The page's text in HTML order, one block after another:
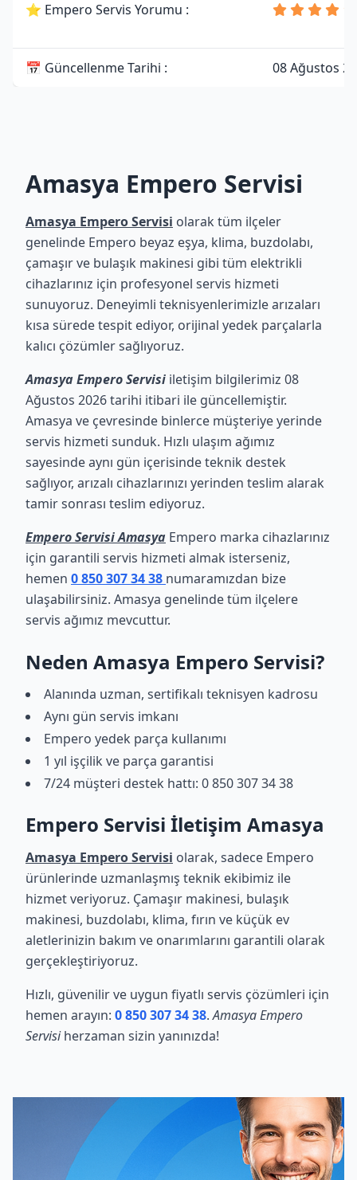
⭐ Empero Servis Yorumu :
📅 Güncellenme Tarihi : 08 Ağustos
Amasya Empero Servisi
Amasya Empero Servisi olarak tüm ilçeler
genelinde Empero beyaz eşya, klima, buzdolabı,
çamaşır ve bulaşık makinesi gibi tüm elektrikli
cihazlarınız için profesyonel servis hizmeti
sunuyoruz. Deneyimli teknisyenlerimizle arızaları
kısa sürede tespit ediyor, orijinal yedek parçalarla
kalıcı çözümler sağlıyoruz.
Amasya Empero Servisi iletişim bilgilerimiz 08
Ağustos 2026 tarihi itibari ile güncellemiştir.
Amasya ve çevresinde binlerce müşteriye yerinde
servis hizmeti sunduk. Hızlı ulaşım ağımız
sayesinde aynı gün içerisinde teknik destek
sağlıyor, arızalı cihazlarınızı yerinden teslim alarak
tamir sonrası teslim ediyoruz.
Empero Servisi Amasya Empero marka cihazlarınız
için garantili servis hizmeti almak isterseniz,
hemen 0 850 307 34 38 numaramızdan bize
ulaşabilirsiniz. Amasya genelinde tüm ilçelere
servis ağımız mevcuttur.
Neden Amasya Empero Servisi?
Alanında uzman, sertifikalı teknisyen kadrosu
Aynı gün servis imkanı
Empero yedek parça kullanımı
1 yıl işçilik ve parça garantisi
7/24 müşteri destek hattı: 0 850 307 34 38
Empero Servisi İletişim Amasya
Amasya Empero Servisi olarak, sadece Empero
ürünlerinde uzmanlaşmış teknik ekibimiz ile
hizmet veriyoruz. Çamaşır makinesi, bulaşık
makinesi, buzdolabı, klima, fırın ve küçük ev
aletlerinizin bakım ve onarımlarını garantili olarak
gerçekleştiriyoruz.
Hızlı, güvenilir ve uygun fiyatlı servis çözümleri için
hemen arayın: 0 850 307 34 38.Amasya Empero
Servisiherzaman sizin yanınızda!